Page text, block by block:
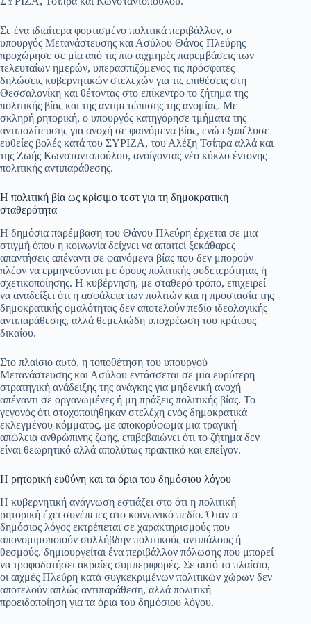
ok A
pp
a
m
ge
στ
εί
τε
Σε ένα ιδιαίτερα φορτισμένο πολιτικά περιβάλλον, ο
υπουργός Μετανάστευσης και Ασύλου Θάνος Πλεύρης
προχώρησε σε μία από τις πιο αιχμηρές παρεμβάσεις των
τελευταίων ημερών, υπερασπιζόμενος τις πρόσφατες
δηλώσεις κυβερνητικών στελεχών για τις επιθέσεις στη
Θεσσαλονίκη και θέτοντας στο επίκεντρο το ζήτημα της
πολιτικής βίας και της αντιμετώπισης της ανομίας. Με
σκληρή ρητορική, ο υπουργός κατηγόρησε τμήματα της
αντιπολίτευσης για ανοχή σε φαινόμενα βίας, ενώ εξαπέλυσε
ευθείες βολές κατά του ΣΥΡΙΖΑ, του Αλέξη Τσίπρα αλλά και
της Ζωής Κωνσταντοπούλου, ανοίγοντας νέο κύκλο έντονης
πολιτικής αντιπαράθεσης.
Η πολιτική βία ως κρίσιμο τεστ για τη δημοκρατική
σταθερότητα
Η δημόσια παρέμβαση του Θάνου Πλεύρη έρχεται σε μια
στιγμή όπου η κοινωνία δείχνει να απαιτεί ξεκάθαρες
απαντήσεις απέναντι σε φαινόμενα βίας που δεν μπορούν
πλέον να ερμηνεύονται με όρους πολιτικής ουδετερότητας ή
σχετικοποίησης. Η κυβέρνηση, με σταθερό τρόπο, επιχειρεί
να αναδείξει ότι η ασφάλεια των πολιτών και η προστασία της
δημοκρατικής ομαλότητας δεν αποτελούν πεδίο ιδεολογικής
αντιπαράθεσης, αλλά θεμελιώδη υποχρέωση του κράτους
δικαίου.
Στο πλαίσιο αυτό, η τοποθέτηση του υπουργού
Μετανάστευσης και Ασύλου εντάσσεται σε μια ευρύτερη
στρατηγική ανάδειξης της ανάγκης για μηδενική ανοχή
απέναντι σε οργανωμένες ή μη πράξεις πολιτικής βίας. Το
γεγονός ότι στοχοποιήθηκαν στελέχη ενός δημοκρατικά
εκλεγμένου κόμματος, με αποκορύφωμα μια τραγική
απώλεια ανθρώπινης ζωής, επιβεβαιώνει ότι το ζήτημα δεν
είναι θεωρητικό αλλά απολύτως πρακτικό και επείγον.
Η ρητορική ευθύνη και τα όρια του δημόσιου λόγου
Η κυβερνητική ανάγνωση εστιάζει στο ότι η πολιτική
ρητορική έχει συνέπειες στο κοινωνικό πεδίο. Όταν ο
δημόσιος λόγος εκτρέπεται σε χαρακτηρισμούς που
απονομιμοποιούν συλλήβδην πολιτικούς αντιπάλους ή
θεσμούς, δημιουργείται ένα περιβάλλον πόλωσης που μπορεί
να τροφοδοτήσει ακραίες συμπεριφορές. Σε αυτό το πλαίσιο,
οι αιχμές Πλεύρη κατά συγκεκριμένων πολιτικών χώρων δεν
αποτελούν απλώς αντιπαράθεση, αλλά πολιτική
προειδοποίηση για τα όρια του δημόσιου λόγου.